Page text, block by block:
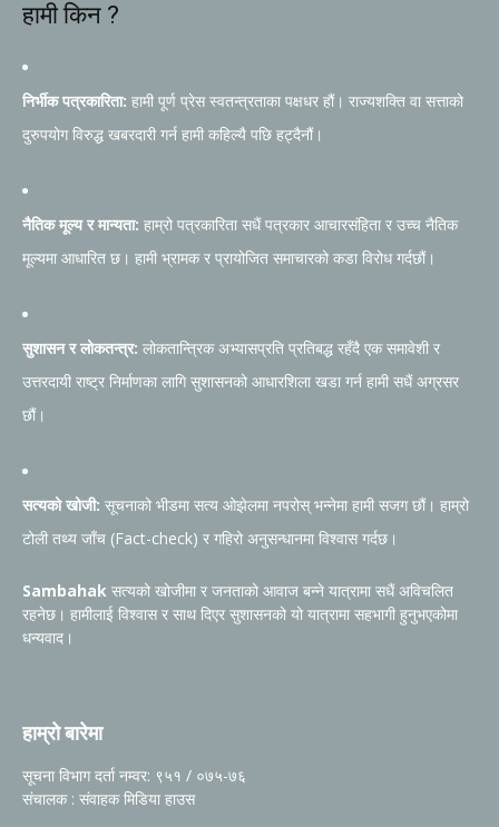
हामी किन ?
निर्भीक पत्रकारिता: हामी पूर्ण प्रेस स्वतन्त्रताका पक्षधर हौं। राज्यशक्ति वा सत्ताको
दुरुपयोग विरुद्ध खबरदारी गर्न हामी कहिल्यै पछि हट्दैनौं।
नैतिक मूल्य र मान्यता: हाम्रो पत्रकारिता सधैं पत्रकार आचारसंहिता र उच्च नैतिक
मूल्यमा आधारित छ। हामी भ्रामक र प्रायोजित समाचारको कडा विरोध गर्दछौं।
सुशासन र लोकतन्त्र: लोकतान्त्रिक अभ्यासप्रति प्रतिबद्ध रहँदै एक समावेशी र
उत्तरदायी राष्ट्र निर्माणका लागि सुशासनको आधारशिला खडा गर्न हामी सधैं अग्रसर
छौं।
सत्यको खोजी: सूचनाको भीडमा सत्य ओझेलमा नपरोस् भन्नेमा हामी सजग छौं। हाम्रो
टोली तथ्य जाँच (Fact-check) र गहिरो अनुसन्धानमा विश्वास गर्दछ।
Sambahak सत्यको खोजीमा र जनताको आवाज बन्ने यात्रामा सधैं अविचलित
रहनेछ। हामीलाई विश्वास र साथ दिएर सुशासनको यो यात्रामा सहभागी हुनुभएकोमा
धन्यवाद।
हाम्रो बारेमा
सूचना विभाग दर्ता नम्वर: ९५१ / ०७५-७६
संचालक : संवाहक मिडिया हाउस